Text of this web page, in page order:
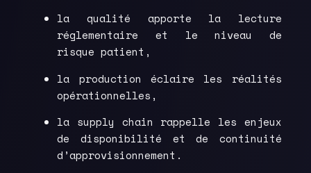
la qualité apporte la lecture
réglementaire et le niveau de
risque patient,
la production éclaire les réalités
opérationnelles,
la supply chain rappelle les enjeux
de disponibilité et de continuité
d’approvisionnement.